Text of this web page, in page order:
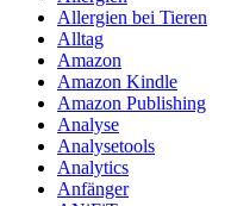
Allergien bei Tieren
Alltag
Amazon
Amazon Kindle
Amazon Publishing
Analyse
Analysetools
Analytics
Anfänger